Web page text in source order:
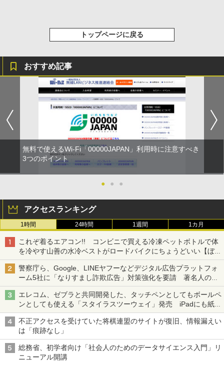
トップページに戻る
おすすめ記事
無料で使えるWi-Fi「00000JAPAN」利用時に注意すべき
3つのポイント
● ● ●
アクセスランキング
1時間 24時間 1週間 1カ月
これぞ着るエアコン!! コンビニで買える冷凍ペットボトルで体
を冷やす山善の水冷ベストがロードバイクにちょうどいい【ぼっ
ち・ざ・ろーど！その14】【空いた時間でなにしてる？】
警察庁ら、Google、LINEヤフーなどデジタル広告プラットフォ
ーム5社に「なりすまし詐欺広告」対策強化を要請 著名人の写
真や映像を使った投資詐欺などへの対策として
エレコム、ゼブラと共同開発した、タッチペンとしてもボールペ
ンとしても使える「スタイラスツーウェイ」発売 iPadにも紙に
も、持ち替えずに書き込める
不正アクセスを受けていた将棋連盟のサイトが復旧、情報漏えい
は「痕跡なし」
総務省、初学者向け「社会人のためのデータサイエンス入門」リ
ニューアル開講